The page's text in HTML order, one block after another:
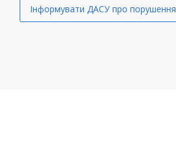
Інформувати ДАСУ про порушення